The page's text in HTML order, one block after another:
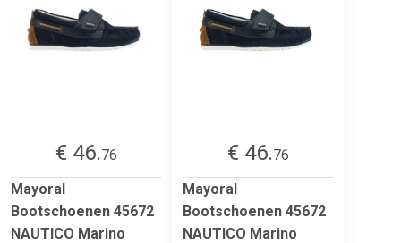
€ 46.76
Mayoral
Bootschoenen 45672
NAUTICO Marino
€ 46.76
Mayoral
Bootschoenen 45672
NAUTICO Marino